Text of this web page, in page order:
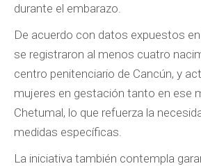
durante el embarazo.
De acuerdo con datos expuestos
se registraron al menos cuatro
centro penitenciario de Cancún, y
mujeres en gestación tanto en ese
Chetumal, lo que refuerza la
medidas específicas.
La iniciativa también contempla